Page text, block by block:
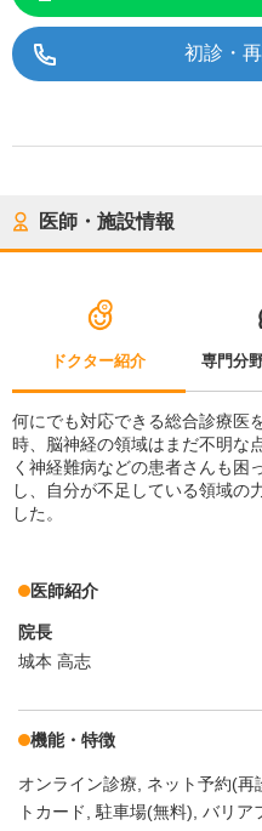
初診・
医師・施設情報
ドクター紹介 専門分
何にでも対応できる総合診療医
時、脳神経の領域はまだ不明な
く神経難病などの患者さんも困
し、自分が不足している領域の
した。
医師紹介
院長
城本 高志
機能・特徴
オンライン診療 ネット予約(再
トカード
駐車場(無料) バリア